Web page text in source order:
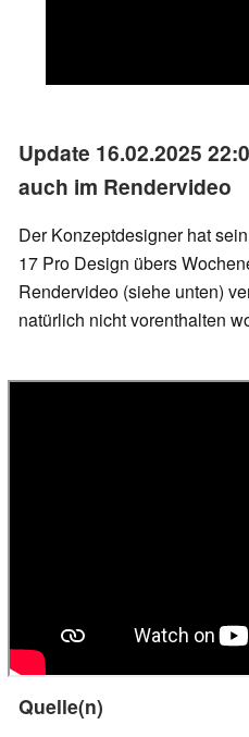
Update 16.02.2025
auch im Rendervideo
Der Konzeptdesigner hat
17 Pro Design übers
Rendervideo (siehe unten)
natürlich nicht vorenthalten
Quelle(n)